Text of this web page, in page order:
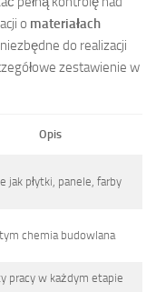
o materiałach
do realizacji
zestawienie w
Opis
jak płytki, panele, farby
chemia budowlana
pracy w każdym etapie